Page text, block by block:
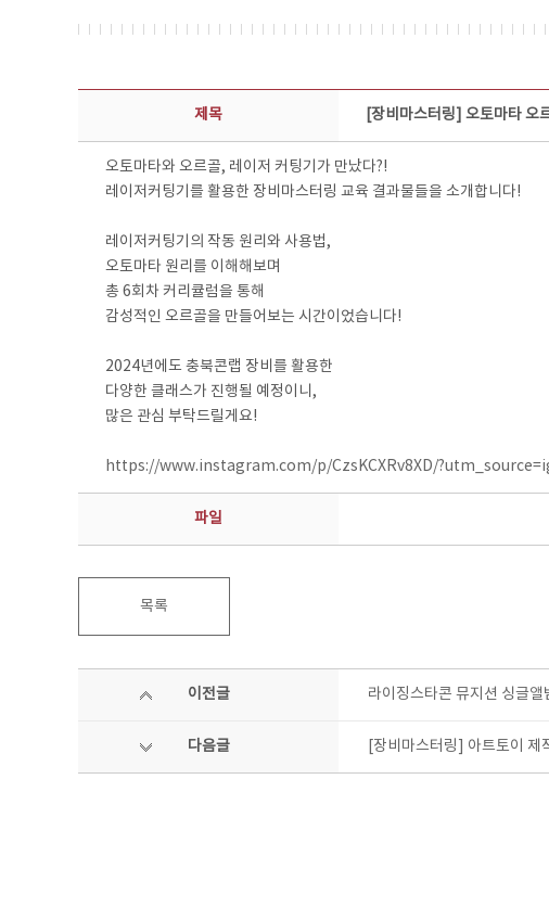
콘텐츠이슈 상세보기 - 제목, 담당부서, 담당자, 담당연락처, 내용, 첨부파일 정보 제공
제목 [장비마스터링] 오토마타 오
오토마타와 오르골, 레이저 커팅기가 만났다?!
레이저커팅기를 활용한 장비마스터링 교육 결과물들을 소개합니다!
레이저커팅기의 작동 원리와 사용법,
오토마타 원리를 이해해보며
총 6회차 커리큘럼을 통해
감성적인 오르골을 만들어보는 시간이었습니다!
2024년에도 충북콘랩 장비를 활용한
다양한 클래스가 진행될 예정이니,
많은 관심 부탁드릴게요!
https://www.instagram.com/p/CzsKCXRv8XD/
파일
목록
이전글 라이징스타콘 뮤지션 싱글앨
다음글 [장비마스터링] 아트토이 제